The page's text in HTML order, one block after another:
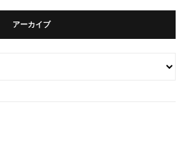
アーカイブ